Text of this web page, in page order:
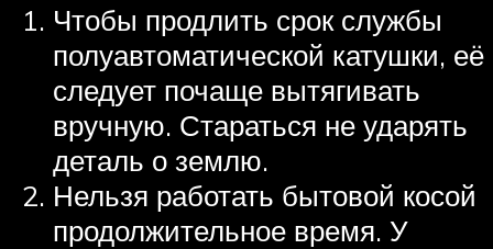
Чтобы продлить срок службы
полуавтоматической катушки, её
следует почаще вытягивать
вручную. Стараться не ударять
деталь о землю.
Нельзя работать бытовой косой
продолжительное время. У